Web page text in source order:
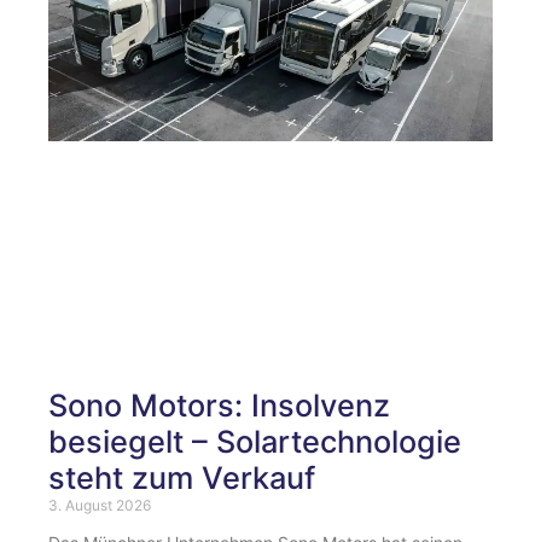
Sono Motors: Insolvenz
besiegelt – Solartechnologie
steht zum Verkauf
3. August 2026